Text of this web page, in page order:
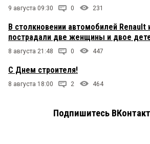
9 августа 09:30 0 231
В столкновении автомобилей Renault
пострадали две женщины и двое
8 августа 21:48 0 447
С Днем строителя!
8 августа 18:00 2 464
Подпишитесь